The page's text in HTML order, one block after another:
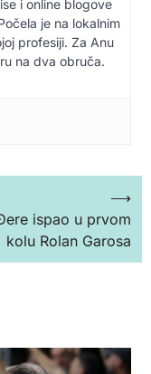
i online blogove
je na lokalnim
profesiji. Za Anu
na dva obruča.
ispao u prvom
kolu Rolan Garosa
⟶